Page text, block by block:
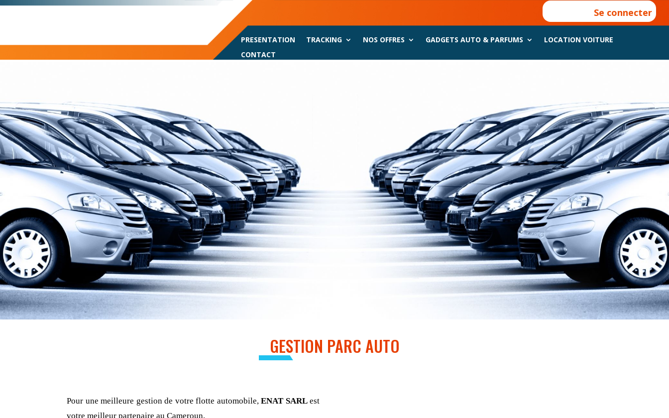
Se connecter
PRESENTATION TRACKING NOS OFFRES GADGETS AUTO & PARFUMS
LOCATION VOITURE
CONTACT
GESTION PARC AUTO
Pour une meilleure gestion de votre flotte automobile,ENAT SARLest
votre meilleur partenaire au Cameroun.